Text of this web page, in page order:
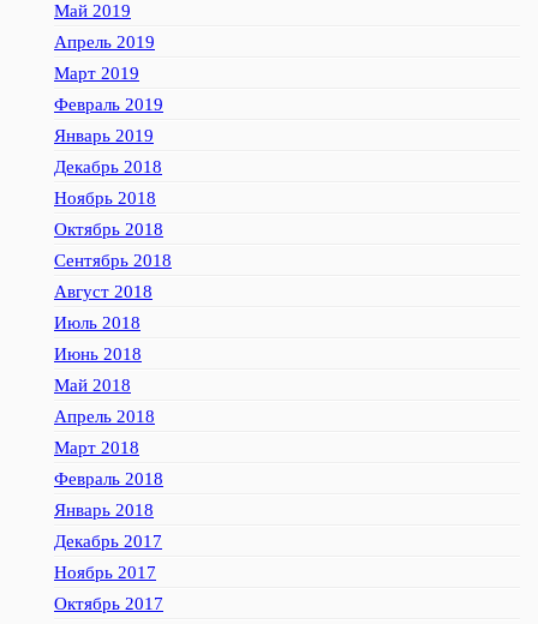
Май 2019
Апрель 2019
Март 2019
Февраль 2019
Январь 2019
Декабрь 2018
Ноябрь 2018
Октябрь 2018
Сентябрь 2018
Август 2018
Июль 2018
Июнь 2018
Май 2018
Апрель 2018
Март 2018
Февраль 2018
Январь 2018
Декабрь 2017
Ноябрь 2017
Октябрь 2017